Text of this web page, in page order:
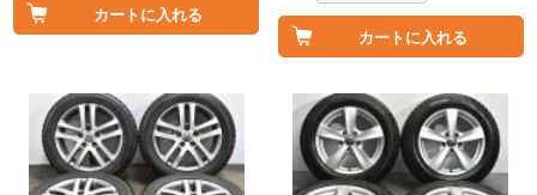
カートに入れる
カートに入れる